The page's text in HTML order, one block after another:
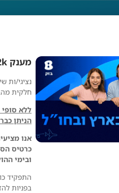
מענק 12k+יומיים מהבית!! נציג/ת שירות ומכירה!
נציגי/ות
חלקית
הניתן
אנו
כרטיס
ובימי
התפקיד
בפניות